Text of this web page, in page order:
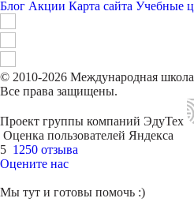
Блог Акции Карта сайта Учебные
© 2010-2026 Международная
Все права защищены.
Проект группы компаний ЭдуТех
Оценка пользователей Яндекса
5 1250 отзыва
Оцените нас
Мы тут и готовы помочь :)